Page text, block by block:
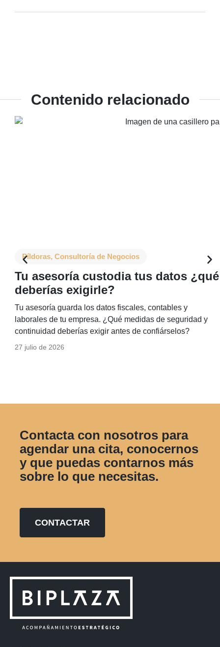
Contenido relacionado
Píldoras, Consultoría de Negocios
Tu asesoría custodia tus datos ¿qué
deberías exigirle?
Tu asesoría guarda los datos fiscales, contables y
laborales de tu empresa. ¿Qué medidas de seguridad y
continuidad deberías exigir antes de confiárselos?
27 julio de 2026
Contacta con nosotros para
agendar una cita, conocernos
y que puedas contarnos más
sobre lo que necesitas.
CONTACTAR